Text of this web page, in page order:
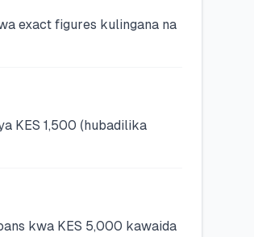
exact figures kulingana na
KES 1,500 (hubadilika
kwa KES 5,000 kawaida